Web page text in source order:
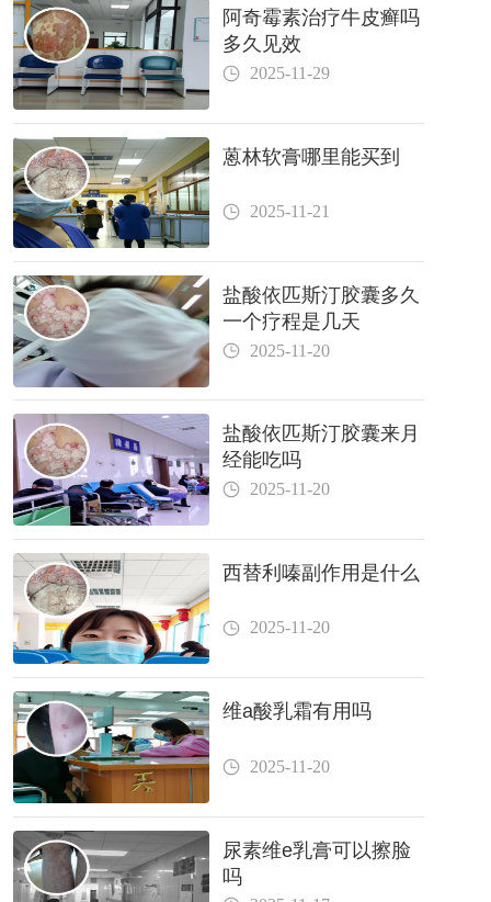
阿奇霉素治疗牛皮癣吗
多久见效
2025-11-29
蒽林软膏哪里能买到
2025-11-21
盐酸依匹斯汀胶囊多久
一个疗程是几天
2025-11-20
盐酸依匹斯汀胶囊来月
经能吃吗
2025-11-20
西替利嗪副作用是什么
2025-11-20
维a酸乳霜有用吗
2025-11-20
尿素维e乳膏可以擦脸
吗